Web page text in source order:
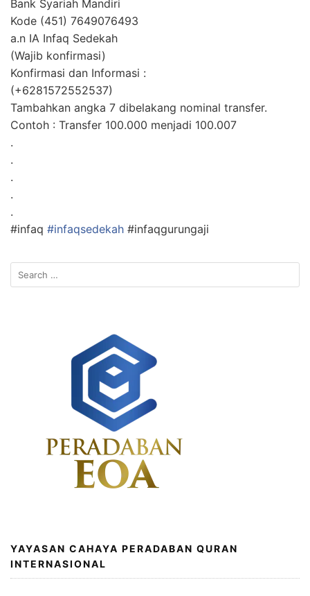
Bank Syariah Mandiri
Kode (451) 7649076493
a.n IA Infaq Sedekah
(Wajib konfirmasi)
Konfirmasi dan Informasi :
(+6281572552537)
Tambahkan angka 7 dibelakang nominal transfer.
Contoh : Transfer 100.000 menjadi 100.007
.
.
.
.
.
#infaq #infaqsedekah #infaqgurungaji
Search
for:
YAYASAN CAHAYA PERADABAN QURAN
INTERNASIONAL